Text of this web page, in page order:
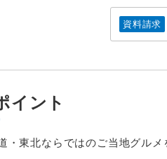
資料請求
イント
東北ならではのご当地グルメ